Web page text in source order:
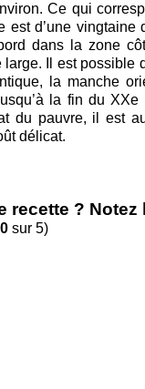
Ce qui
d’une vingtaine
dans la zone
large. Il est possible
la manche
la fin du XXe
du pauvre, il est
délicat.
recette ? Notez
sur 5)